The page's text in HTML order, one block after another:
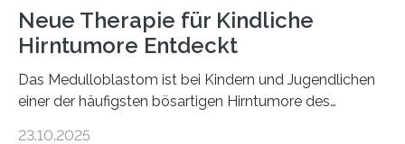
Neue Therapie für Kindliche
Hirntumore Entdeckt
Das Medulloblastom ist bei Kindern und Jugendlichen
einer der häufigsten bösartigen Hirntumore des
23.10.2025